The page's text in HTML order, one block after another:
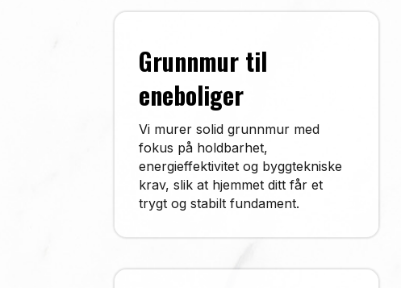
Grunnmur til
eneboliger
Vi murer solid grunnmur med
fokus på holdbarhet,
energieffektivitet og byggtekniske
krav, slik at hjemmet ditt får et
trygt og stabilt fundament.